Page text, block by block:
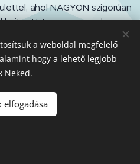
ahol NAGYON szigorúan
Istenem, micsoda öröm
hogy végre nyomhatod 50-
újabb iskolai övezet.
a suliba elmenni
a weboldal megfelelő
hogy a lehető legjobb
Neked.
elfogadása